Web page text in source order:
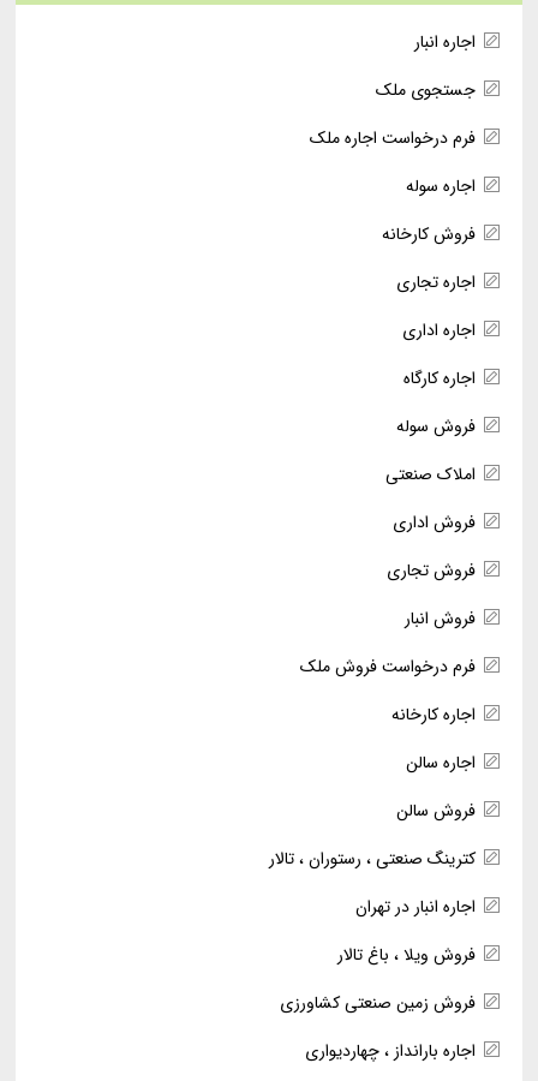
اجاره انبار
جستجوی ملک
فرم درخواست اجاره ملک
اجاره سوله
فروش کارخانه
اجاره تجاری
اجاره اداری
اجاره کارگاه
فروش سوله
املاک صنعتی
فروش اداری
فروش تجاری
فروش انبار
فرم درخواست فروش ملک
اجاره کارخانه
اجاره سالن
فروش سالن
کترینگ صنعتی ، رستوران ، تالار
اجاره انبار در تهران
فروش ویلا ، باغ تالار
فروش زمین صنعتی کشاورزی
اجاره بارانداز ، چهاردیواری